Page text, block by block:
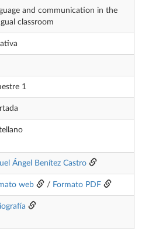
and communication in the
classroom
1
Ángel Benítez Castro
web / Formato PDF